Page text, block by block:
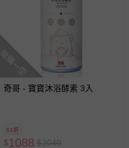
搶購一空
奇哥 - 寶寶沐浴酵素 3入
53折
$1088 $2040